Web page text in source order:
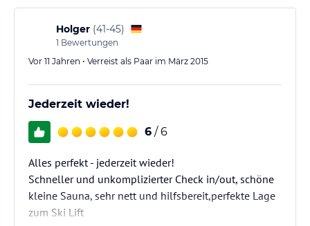
Holger (41-45)
1 Bewertungen
Vor 11 Jahren • Verreist als Paar im März 2015
Jederzeit wieder!
6 / 6
Alles perfekt - jederzeit wieder!
Schneller und unkomplizierter Check in/out, schöne
kleine Sauna, sehr nett und hilfsbereit,perfekte Lage
zum Ski Lift